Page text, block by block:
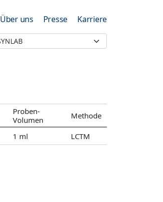
Über uns Presse Karriere
Proben-
Volumen
Methode
1 ml LCTM